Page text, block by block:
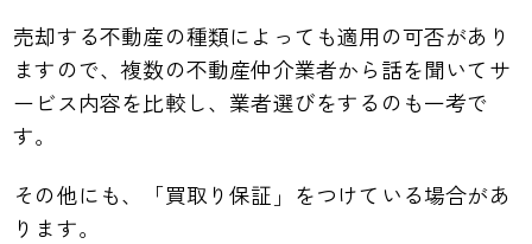
売却する不動産の種類によっても適用の可否があり
ますので、複数の不動産仲介業者から話を聞いてサ
ービス内容を比較し、業者選びをするのも一考で
す。
その他にも、「買取り保証」をつけている場合があ
ります。